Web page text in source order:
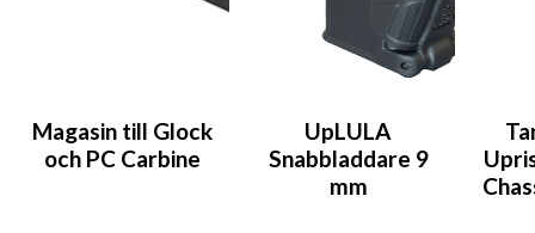
Magasin till Glock
och PC Carbine
UpLULA
Snabbladdare 9
mm